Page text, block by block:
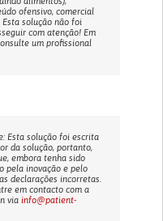
ofensivo, comercial
solução não foi
com atenção! Em
um profissional
Esta solução foi escrita
da solução, portanto,
embora tenha sido
pela inovação e pelo
declarações incorretas.
em contacto com a
viainfo@patient-